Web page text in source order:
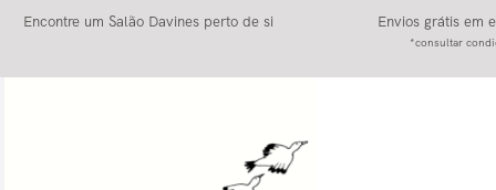
Encontre um Salão Davines perto de si Envios grátis em
*consultar